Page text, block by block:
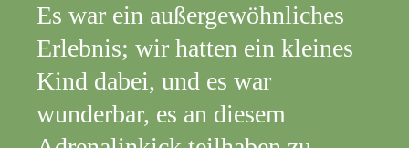
kleines
Es war fantastisch!!
Antonio